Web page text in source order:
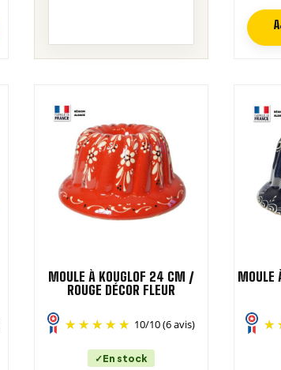
MOULE À KOUGLOF 24 CM /
ROUGE DÉCOR FLEUR
10/10(6 avis)
En stock
MOULE